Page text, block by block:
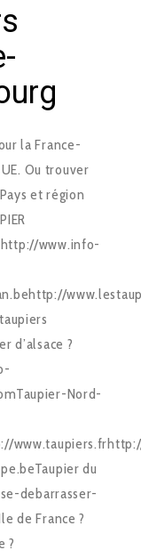
la France-
Ou trouver
et région
http://www.info-
d’alsace ?
Nord-
du
debarrasser-
de France ?
?